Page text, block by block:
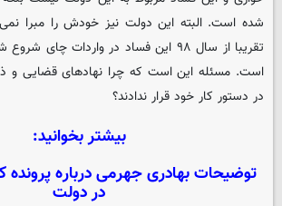
شده است. البته این دولت نیز خودش را مبرا
تقریبا از سال ۹۸ این فساد در واردات چای
است. مسئله این است که چرا نهادهای قضایی و
در دستور کار خود قرار ندادند؟
بیشتر بخوانید:
توضیحات بهادری جهرمی درباره
در دولت